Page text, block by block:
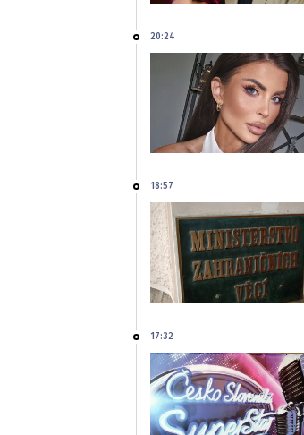
20:24
18:57
17:32